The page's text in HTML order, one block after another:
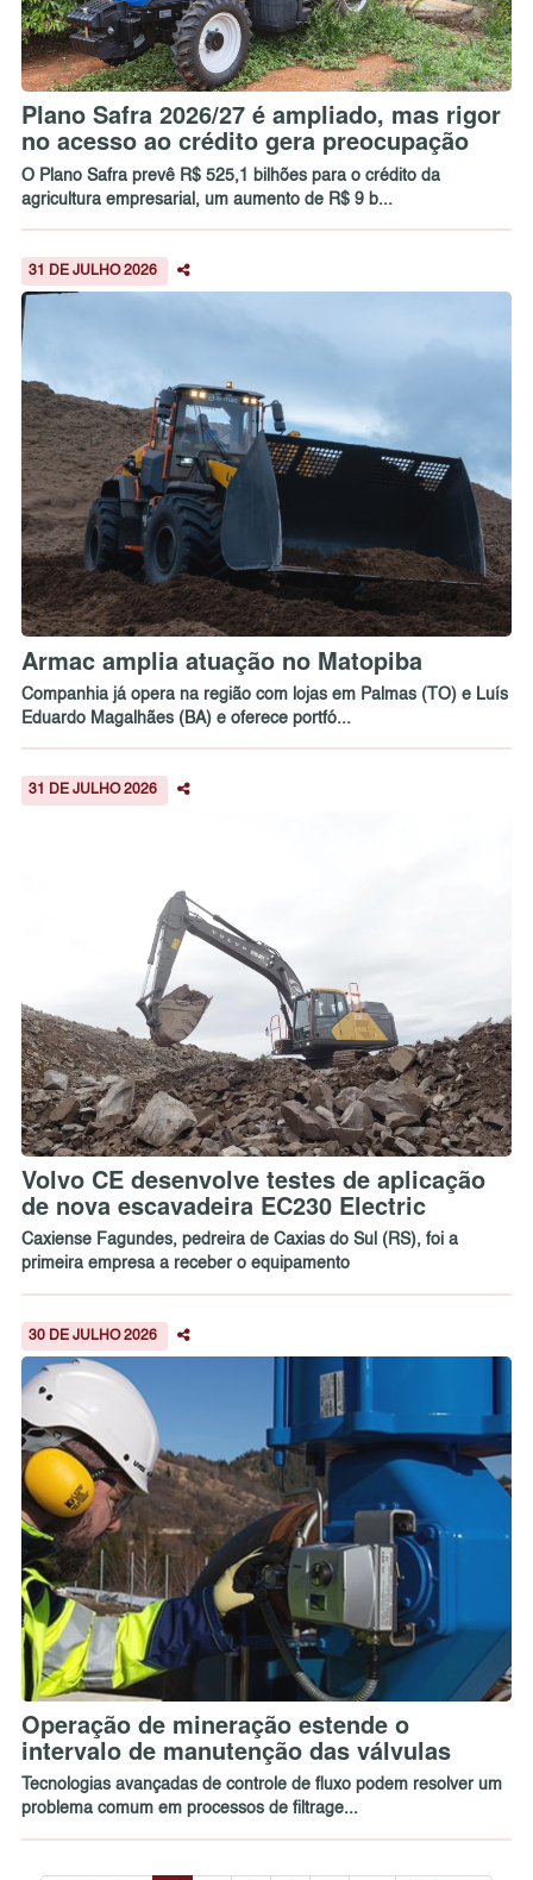
Plano Safra 2026/27 é ampliado, mas rigor
no acesso ao crédito gera preocupação
O Plano Safra prevê R$ 525,1 bilhões para o crédito da
agricultura empresarial, um aumento de R$ 9 b...
31 DE JULHO 2026
Armac amplia atuação no Matopiba
Companhia já opera na região com lojas em Palmas (TO) e Luís
Eduardo Magalhães (BA) e oferece portfó...
31 DE JULHO 2026
Volvo CE desenvolve testes de aplicação
de nova escavadeira EC230 Electric
Caxiense Fagundes, pedreira de Caxias do Sul (RS), foi a
primeira empresa a receber o equipamento
30 DE JULHO 2026
Operação de mineração estende o
intervalo de manutenção das válvulas
Tecnologias avançadas de controle de fluxo podem resolver um
problema comum em processos de filtrage...